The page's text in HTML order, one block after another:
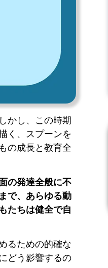
かし、この時期
く、スプーンを
の成長と教育全
の発達全般に不
で、あらゆる動
たちは健全で自
るための的確な
どう影響するの